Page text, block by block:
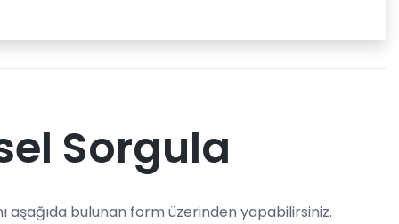
Sorgula
aşağıda bulunan form üzerinden yapabilirsiniz.